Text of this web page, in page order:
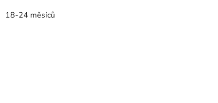
18-24 měsíců